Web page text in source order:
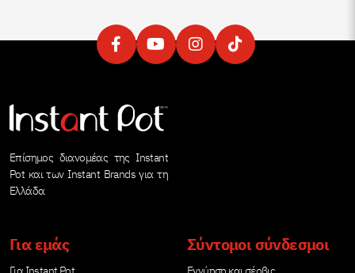
Επίσημος διανομέας της Instant
Pot και των Instant Brands για τη
Ελλάδα
Για εμάς Σύντομοι σύνδεσμοι